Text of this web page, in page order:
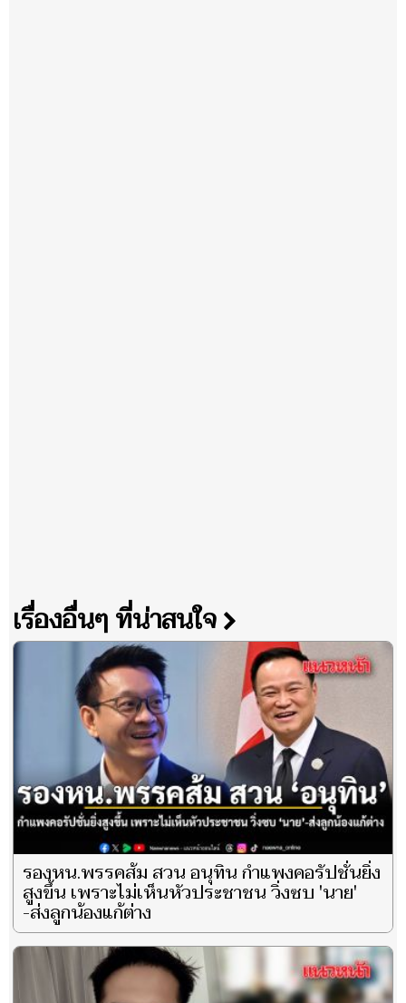
เรื่องอื่นๆ ที่น่าสนใจ
รองหน.พรรคส้ม สวน อนุทิน กำแพงคอรัปชั่นยิ่ง
สูงขึ้น เพราะไม่เห็นหัวประชาชน วิ่งซบ 'นาย'
-ส่งลูกน้องแก้ต่าง